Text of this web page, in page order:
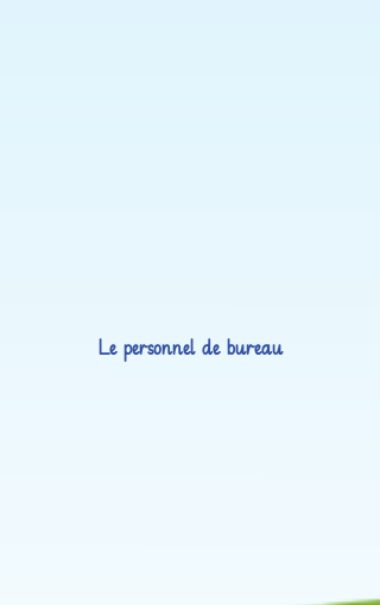
Le personnel de bureau